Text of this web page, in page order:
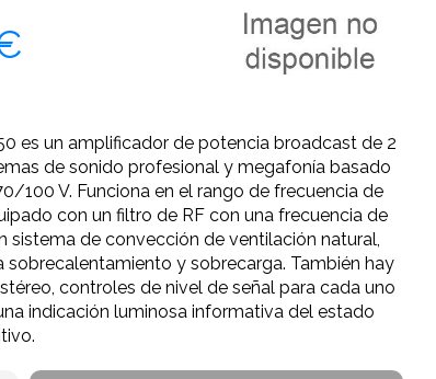
es un amplificador de potencia broadcast de 2
de sonido profesional y megafonía basado
100 V. Funciona en el rango de frecuencia de
con un filtro de RF con una frecuencia de
sistema de convección de ventilación natural,
y sobrecarga. También hay
controles de nivel de señal para cada uno
indicación luminosa informativa del estado